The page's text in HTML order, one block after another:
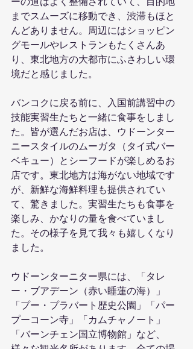
までスムーズに移動でき、渋滞もほと
んどありません。周辺にはショッピン
グモールやレストランもたくさんあ
り、東北地方の大都市にふさわしい環
境だと感じました。
バンコクに戻る前に、入国前講習中の
技能実習生たちと一緒に食事をしまし
た。皆が選んだお店は、ウドーンター
ニースタイルのムーガタ（タイ式バー
ベキュー）とシーフードが楽しめるお
店です。東北地方は海がない地域です
が、新鮮な海鮮料理も提供されてい
て、驚きました。実習生たちも食事を
楽しみ、かなりの量を食べていまし
た。その様子を見て我々も嬉しくなり
ました。
ウドーンターニター県には、「タレ
ー・ブアデーン（赤い睡蓮の海）」
「プー・プラバート歴史公園」「パー
プーコーン寺」「カムチャノート」
「バーンチェン国立博物館」など、